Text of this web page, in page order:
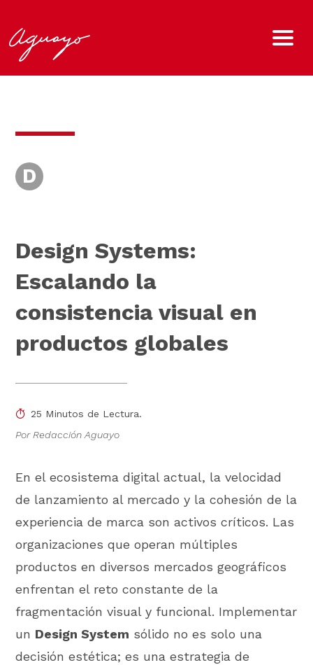
D
Design Systems:
Escalando la
consistencia visual en
productos globales
25 Minutos de Lectura.
Por Redacción Aguayo
En el ecosistema digital actual, la velocidad
de lanzamiento al mercado y la cohesión de la
experiencia de marca son activos críticos. Las
organizaciones que operan múltiples
productos en diversos mercados geográficos
enfrentan el reto constante de la
fragmentación visual y funcional. Implementar
un Design System sólido no es solo una
decisión estética; es una estrategia de